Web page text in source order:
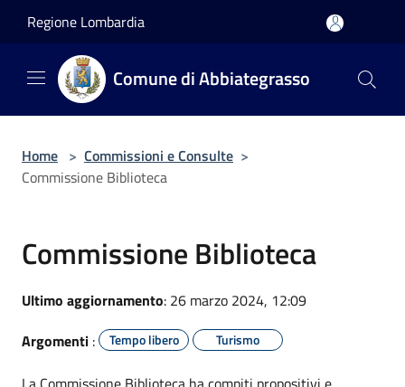
Regione Lombardia
Comune di Abbiategrasso
Home > Commissioni e Consulte >
Commissione Biblioteca
Commissione Biblioteca
Ultimo aggiornamento: 26 marzo 2024, 12:09
Argomenti : Tempo libero Turismo